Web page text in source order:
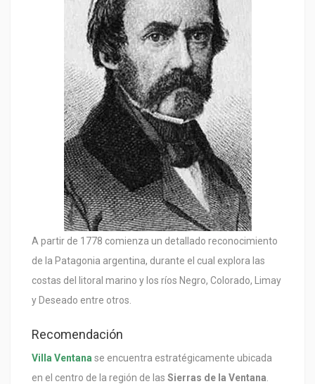
A partir de 1778 comienza un detallado reconocimiento
de la Patagonia argentina, durante el cual explora las
costas del litoral marino y los ríos Negro, Colorado, Limay
y Deseado entre otros.
Recomendación
Villa Ventana se encuentra estratégicamente ubicada
en el centro de la región de las Sierras de la Ventana